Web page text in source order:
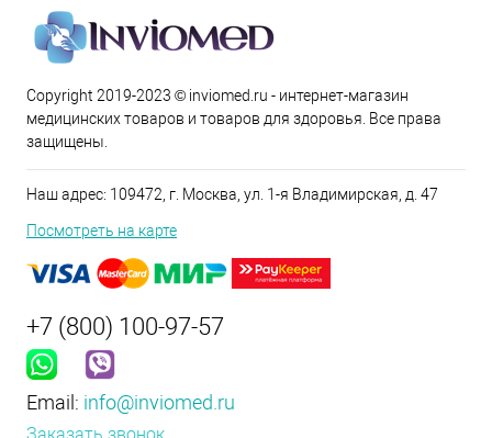
Copyright 2019-2023 © inviomed.ru - интернет-магазин
медицинских товаров и товаров для здоровья. Все права
защищены.
Наш адрес: 109472, г. Москва, ул. 1-я Владимирская, д. 47
Посмотреть на карте
+7 (800) 100-97-57
Email: info@inviomed.ru